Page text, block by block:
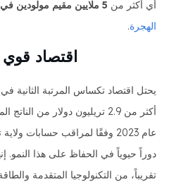
أي أكثر من 5 ملايين مقيم مولودين في الخارج
الهجرة.
اقتصاد
يحتل اقتصاد تكساس المرتبة الثانية
أكثر من 2.9 تريليون دولار من
عام 2023 وفقًا لمراقب حسابات
دوراً حيوياً في الحفاظ على هذا
تقريباً، من التكنولوجيا المتقدمة